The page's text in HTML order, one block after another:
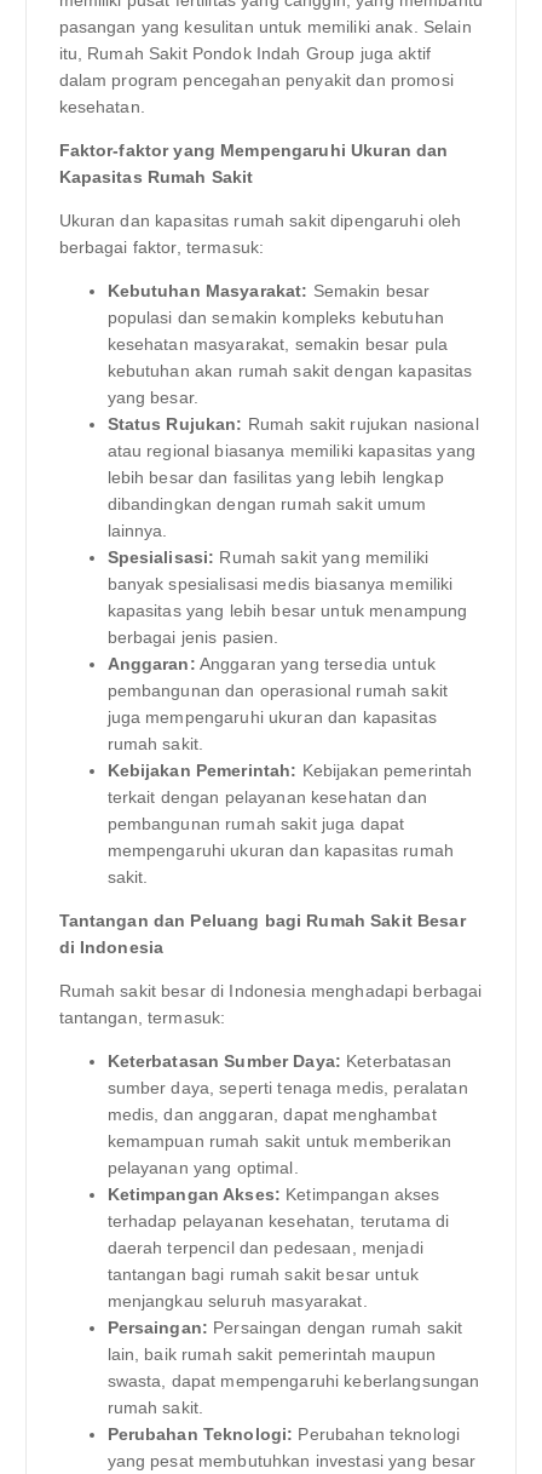
pasangan yang kesulitan untuk memiliki anak. Selain
itu, Rumah Sakit Pondok Indah Group juga aktif
dalam program pencegahan penyakit dan promosi
kesehatan.
Faktor-faktor yang Mempengaruhi Ukuran dan
Kapasitas Rumah Sakit
Ukuran dan kapasitas rumah sakit dipengaruhi oleh
berbagai faktor, termasuk:
Kebutuhan Masyarakat: Semakin besar
populasi dan semakin kompleks kebutuhan
kesehatan masyarakat, semakin besar pula
kebutuhan akan rumah sakit dengan kapasitas
yang besar.
Status Rujukan: Rumah sakit rujukan nasional
atau regional biasanya memiliki kapasitas yang
lebih besar dan fasilitas yang lebih lengkap
dibandingkan dengan rumah sakit umum
lainnya.
Spesialisasi: Rumah sakit yang memiliki
banyak spesialisasi medis biasanya memiliki
kapasitas yang lebih besar untuk menampung
berbagai jenis pasien.
Anggaran: Anggaran yang tersedia untuk
pembangunan dan operasional rumah sakit
juga mempengaruhi ukuran dan kapasitas
rumah sakit.
Kebijakan Pemerintah: Kebijakan pemerintah
terkait dengan pelayanan kesehatan dan
pembangunan rumah sakit juga dapat
mempengaruhi ukuran dan kapasitas rumah
sakit.
Tantangan dan Peluang bagi Rumah Sakit Besar
di Indonesia
Rumah sakit besar di Indonesia menghadapi berbagai
tantangan, termasuk:
Keterbatasan Sumber Daya: Keterbatasan
sumber daya, seperti tenaga medis, peralatan
medis, dan anggaran, dapat menghambat
kemampuan rumah sakit untuk memberikan
pelayanan yang optimal.
Ketimpangan Akses: Ketimpangan akses
terhadap pelayanan kesehatan, terutama di
daerah terpencil dan pedesaan, menjadi
tantangan bagi rumah sakit besar untuk
menjangkau seluruh masyarakat.
Persaingan: Persaingan dengan rumah sakit
lain, baik rumah sakit pemerintah maupun
swasta, dapat mempengaruhi keberlangsungan
rumah sakit.
Perubahan Teknologi: Perubahan teknologi
yang pesat membutuhkan investasi yang besar